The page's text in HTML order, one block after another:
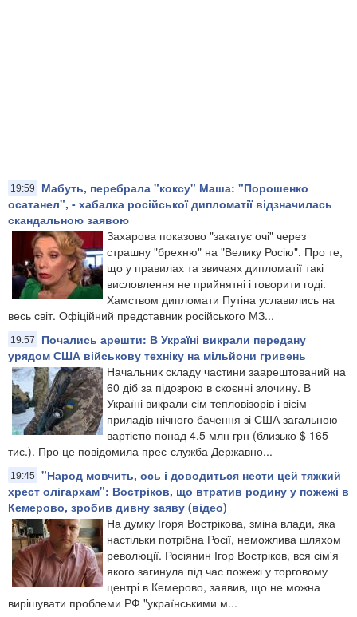
19:59
Мабуть, перебрала "коксу" Маша: "Порошенко
осатанел", - хабалка російської дипломатії відзначилась
скандальною заявою
Захарова показово "закатує очі" через
страшну "брехню" на "Велику Росію". Про те,
що у правилах та звичаях дипломатії такі
висловлення не прийнятні і говорити годі.
Хамством дипломати Путіна уславились на
весь світ. Офіційний представник російського МЗ...
19:57
Почались арешти: В Україні викрали передану
урядом США військову техніку на мільйони гривень
Начальник складу частини заарештований на
60 діб за підозрою в скоєнні злочину. В
Україні викрали сім тепловізорів і вісім
приладів нічного бачення зі США загальною
вартістю понад 4,5 млн грн (близько $ 165
тис.). Про це повідомила прес-служба Державно...
19:45
"Народ мовчить, ось і доводиться нести цей тяжкий
хрест олігархам": Востріков, що втратив родину у пожежі в
Кемерово, зробив дивну заяву (відео)
На думку Ігоря Вострікова, зміна влади, яка
настільки потрібна Росії, неможлива шляхом
революції. Росіянин Ігор Востріков, вся сім'я
якого загинула під час пожежі у торговому
центрі в Кемерово, заявив, що не можна
вирішувати проблеми РФ "українськими м...